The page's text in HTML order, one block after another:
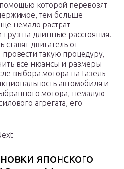
которой перевозят
тем больше
немало растрат
груз на длинные расстояния.
ставят двигатель от
такую процедуру,
все нюансы и размеры
выбора мотора на Газель
автомобиля и
мотора, немалую
агрегата, его
японского